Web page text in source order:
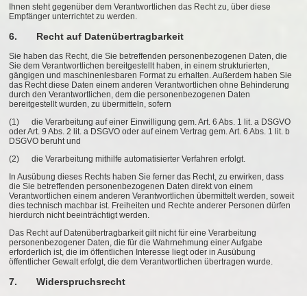
Ihnen steht gegenüber dem Verantwortlichen das Recht zu, über diese
Empfänger unterrichtet zu werden.
6. Recht auf Datenübertragbarkeit
Sie haben das Recht, die Sie betreffenden personenbezogenen Daten, die
Sie dem Verantwortlichen bereitgestellt haben, in einem strukturierten,
gängigen und maschinenlesbaren Format zu erhalten. Außerdem haben Sie
das Recht diese Daten einem anderen Verantwortlichen ohne Behinderung
durch den Verantwortlichen, dem die personenbezogenen Daten
bereitgestellt wurden, zu übermitteln, sofern
(1) die Verarbeitung auf einer Einwilligung gem. Art. 6 Abs. 1 lit. a DSGVO
oder Art. 9 Abs. 2 lit. a DSGVO oder auf einem Vertrag gem. Art. 6 Abs. 1 lit. b
DSGVO beruht und
(2) die Verarbeitung mithilfe automatisierter Verfahren erfolgt.
In Ausübung dieses Rechts haben Sie ferner das Recht, zu erwirken, dass
die Sie betreffenden personenbezogenen Daten direkt von einem
Verantwortlichen einem anderen Verantwortlichen übermittelt werden, soweit
dies technisch machbar ist. Freiheiten und Rechte anderer Personen dürfen
hierdurch nicht beeinträchtigt werden.
Das Recht auf Datenübertragbarkeit gilt nicht für eine Verarbeitung
personenbezogener Daten, die für die Wahrnehmung einer Aufgabe
erforderlich ist, die im öffentlichen Interesse liegt oder in Ausübung
öffentlicher Gewalt erfolgt, die dem Verantwortlichen übertragen wurde.
7. Widerspruchsrecht